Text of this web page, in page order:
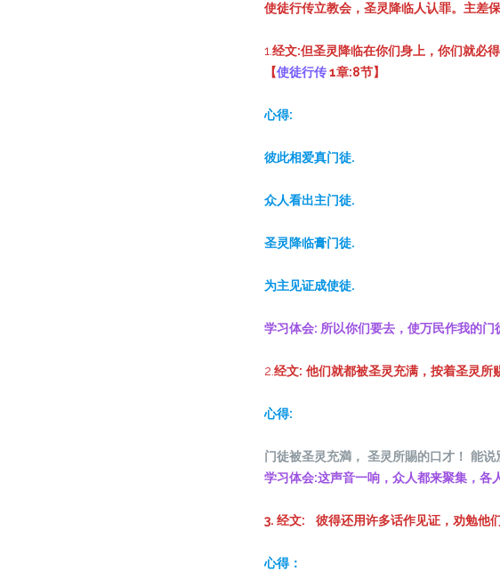
使徒行传立教会，圣灵降临人认罪。主差
1. 经文:但圣灵降临在你们身上，你们就必
【使徒行传1章:8节】
心得:
彼此相爱真门徒.
众人看出主门徒.
圣灵降临膏门徒.
为主见证成使徒.
学习体会: 所以你们要去，使万民作我的
2. 经文: 他们就都被圣灵充满，按着圣灵所
心得:
门徒被圣灵充満 ， 圣灵所賜的口才 ！ 能说
学习体会:这声音一响，众人都来聚集，各
3. 经文: 彼得还用许多话作见证，劝勉他
心得：